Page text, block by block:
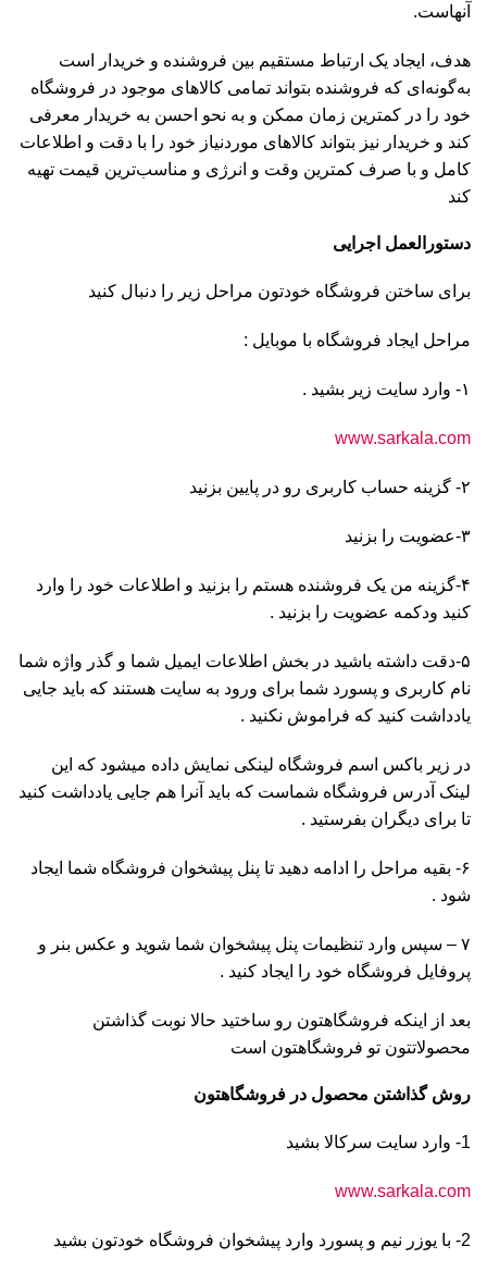
آنهاست.
هدف، ایجاد یک ارتباط مستقیم بین فروشنده و خریدار است
به‌گونه‌ای که فروشنده بتواند تمامی کالاهای موجود در فروشگاه
خود را در کمترین زمان ممکن و به نحو احسن به خریدار معرفی
کند و خریدار نیز بتواند کالاهای موردنیاز خود را با دقت و اطلاعات
کامل و با صرف کمترین وقت و انرژی و مناسب‌ترین قیمت تهیه
کند
دستورالعمل اجرایی
برای ساختن فروشگاه خودتون مراحل زیر را دنبال کنید
مراحل ایجاد فروشگاه با موبایل :
۱- وارد سایت زیر بشید .
www.sarkala.com
۲- گزینه حساب کاربری رو در پایین بزنید
۳-عضویت را بزنید
۴-گزینه من یک فروشنده هستم را بزنید و اطلاعات خود را وارد
کنید ودکمه عضویت را بزنید .
۵-دقت داشته باشید در بخش اطلاعات ایمیل شما و گذر واژه شما
نام کاربری و پسورد شما برای ورود به سایت هستند که باید جایی
یادداشت کنید که فراموش نکنید .
در زیر باکس اسم فروشگاه لینکی نمایش داده میشود که این
لینک آدرس فروشگاه شماست که باید آنرا هم جایی یادداشت کنید
تا برای دیگران بفرستید .
۶- بقیه مراحل را ادامه دهید تا پنل پیشخوان فروشگاه شما ایجاد
شود .
۷ – سپس وارد تنظیمات پنل پیشخوان شما شوید و عکس بنر و
پروفایل فروشگاه خود را ایجاد کنید .
بعد از اینکه فروشگاهتون رو ساختید حالا نوبت گذاشتن
محصولاتتون تو فروشگاهتون است
روش گذاشتن محصول در فروشگاهتون
1- وارد سایت سرکالا بشید
www.sarkala.com
2- با یوزر نیم و پسورد وارد پیشخوان فروشگاه خودتون بشید